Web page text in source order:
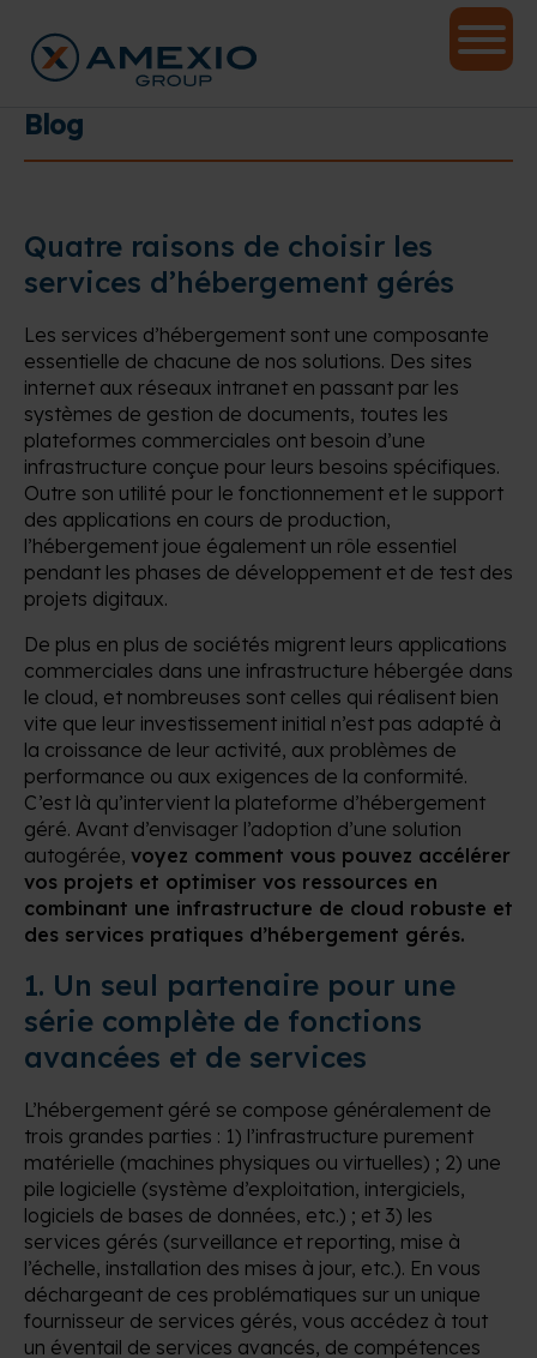
Blog
Quatre raisons de choisir les
services d’hébergement gérés
Les services d’hébergement sont une composante
essentielle de chacune de nos solutions. Des sites
internet aux réseaux intranet en passant par les
systèmes de gestion de documents, toutes les
plateformes commerciales ont besoin d’une
infrastructure conçue pour leurs besoins spécifiques.
Outre son utilité pour le fonctionnement et le support
des applications en cours de production,
l’hébergement joue également un rôle essentiel
pendant les phases de développement et de test des
projets digitaux.
De plus en plus de sociétés migrent leurs applications
commerciales dans une infrastructure hébergée dans
le cloud, et nombreuses sont celles qui réalisent bien
vite que leur investissement initial n’est pas adapté à
la croissance de leur activité, aux problèmes de
performance ou aux exigences de la conformité.
C’est là qu’intervient la plateforme d’hébergement
géré. Avant d’envisager l’adoption d’une solution
autogérée, voyez comment vous pouvez accélérer
vos projets et optimiser vos ressources en
combinant une infrastructure de cloud robuste et
des services pratiques d’hébergement gérés.
1. Un seul partenaire pour une
série complète de fonctions
avancées et de services
L’hébergement géré se compose généralement de
trois grandes parties : 1) l’infrastructure purement
matérielle (machines physiques ou virtuelles) ; 2) une
pile logicielle (système d’exploitation, intergiciels,
logiciels de bases de données, etc.) ; et 3) les
services gérés (surveillance et reporting, mise à
l’échelle, installation des mises à jour, etc.). En vous
déchargeant de ces problématiques sur un unique
fournisseur de services gérés, vous accédez à tout
un éventail de services avancés, de compétences